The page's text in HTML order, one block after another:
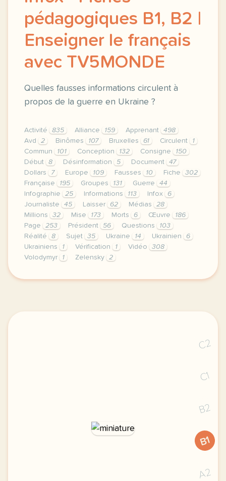
pédagogiques B1, B2 |
Enseigner le français
avec TV5MONDE
Quelles fausses informations circulent à
propos de la guerre en Ukraine ?
Activité 835 Alliance 159 Apprenant
498
Avd
2 Binômes 107 Bruxelles 61 Circulent
1
Commun
101 Conception 132 Consigne
150
Début
8 Désinformation 5 Document
47
Dollars
7 Europe 109 Fausses 10 Fiche
302
Française
195 Groupes 131 Guerre
44
Infographie
25 Informations 113 Infox
6
Journaliste
45 Laisser 62 Médias
28
Millions
32 Mise 173 Morts 6 Œuvre
186
Page
253 Président 56 Questions
103
Réalité
8 Sujet 35 Ukraine 14 Ukrainien
6
Ukrainiens
1 Vérification 1 Vidéo
308
Volodymyr
1 Zelensky 2
le respect de votre vie privee est une priorite
C2
C1
B2
B1
A2